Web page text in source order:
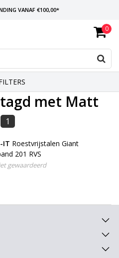
VANAF €100,00*
BESTELD, ZELFDE DAG VERZONDEN
LEVERING
0
met Matt
1
IT Roestvrijstalen Giant
201 RVS
gewaardeerd